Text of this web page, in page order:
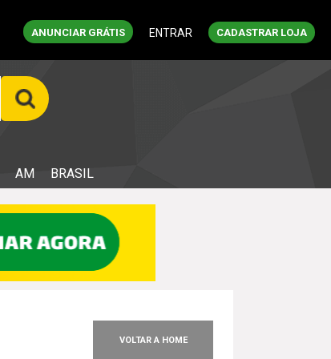
ANUNCIAR GRÁTIS ENTRAR CADASTRAR LOJA
AM BRASIL
VOLTAR A HOME